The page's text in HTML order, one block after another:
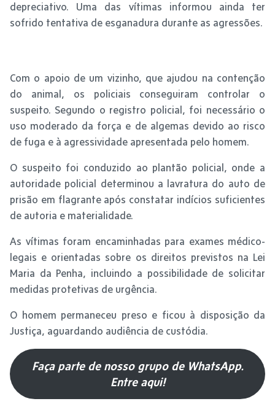
depreciativo. Uma das vítimas informou ainda ter
sofrido tentativa de esganadura durante as agressões.
Com o apoio de um vizinho, que ajudou na contenção
do animal, os policiais conseguiram controlar o
suspeito. Segundo o registro policial, foi necessário o
uso moderado da força e de algemas devido ao risco
de fuga e à agressividade apresentada pelo homem.
O suspeito foi conduzido ao plantão policial, onde a
autoridade policial determinou a lavratura do auto de
prisão em flagrante após constatar indícios suficientes
de autoria e materialidade.
As vítimas foram encaminhadas para exames médico-
legais e orientadas sobre os direitos previstos na Lei
Maria da Penha, incluindo a possibilidade de solicitar
medidas protetivas de urgência.
O homem permaneceu preso e ficou à disposição da
Justiça, aguardando audiência de custódia.
Faça parte de nosso grupo de WhatsApp.
Entre aqui!